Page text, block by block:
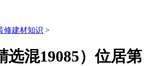
修建材知识 >
选混19085）位居第